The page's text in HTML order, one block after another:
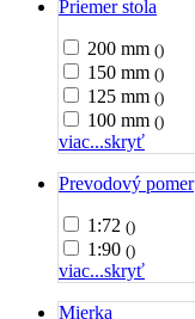
Priemer stola
200 mm ()
150 mm ()
125 mm ()
100 mm ()
viac...skryť
Prevodový pomer
1:72 ()
1:90 ()
viac...skryť
Mierka